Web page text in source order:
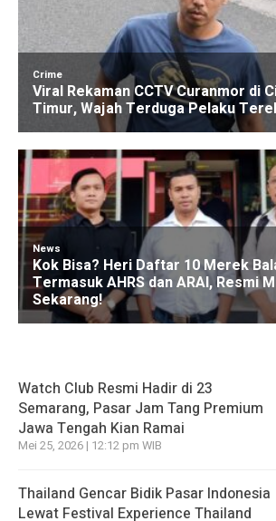
Watch Club Resmi Hadir di 23
Semarang, Pasar Jam Tang Premium
Jawa Tengah Kian Ramai
Mei 25, 2026 | 12:12 pm WIB
Thailand Gencar Bidik Pasar Indonesia
Lewat Festival Experience Thailand